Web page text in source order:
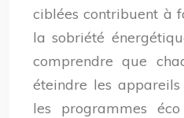
ciblées contribuent à
la sobriété
comprendre que
éteindre les
les programmes